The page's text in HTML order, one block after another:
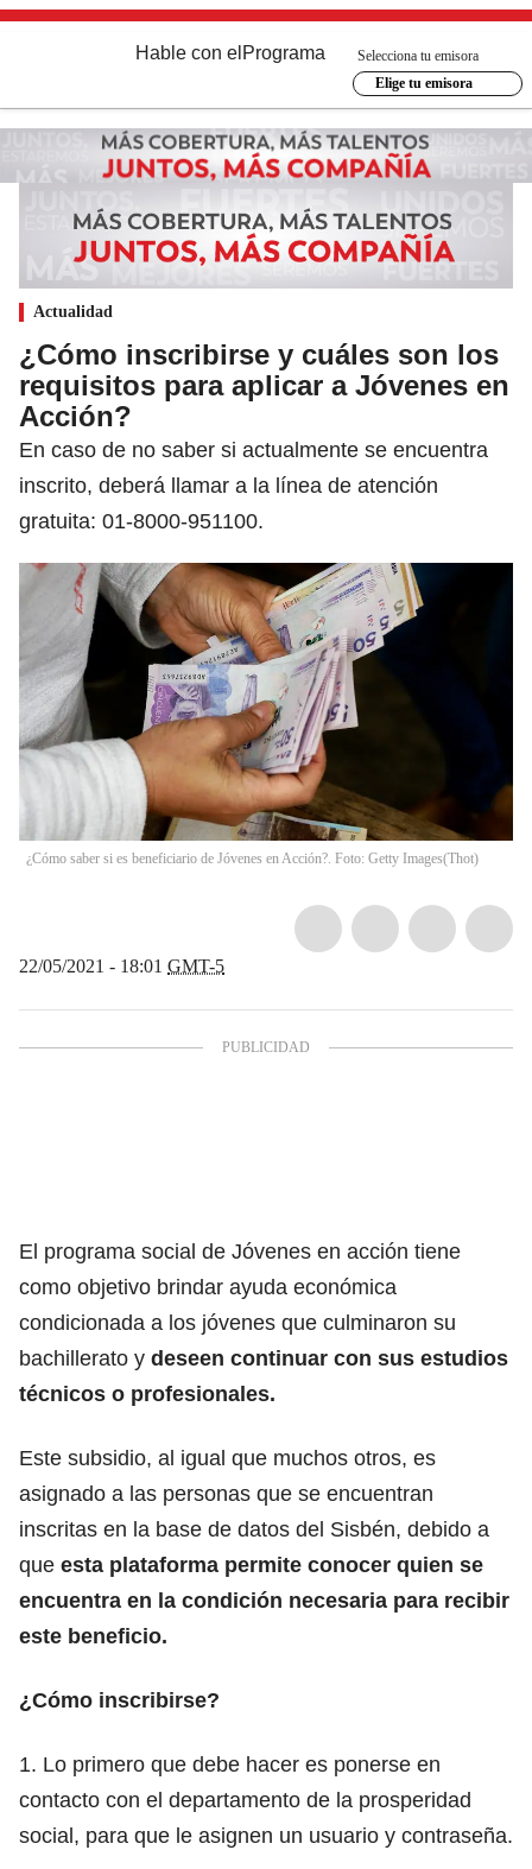
Hable con el Programa
Selecciona tu emisora
Elige tu emisora
Actualidad
¿Cómo inscribirse y cuáles son los
requisitos para aplicar a Jóvenes en
Acción?
En caso de no saber si actualmente se encuentra
inscrito, deberá llamar a la línea de atención
gratuita: 01-8000-951100.
¿Cómo saber si es beneficiario de Jóvenes en Acción?. Foto: Getty Images(Thot)
22/05/2021 - 18:01 GMT-5
El programa social de Jóvenes en acción tiene
como objetivo brindar ayuda económica
condicionada a los jóvenes que culminaron su
bachillerato y deseen continuar con sus estudios
técnicos o profesionales.
Este subsidio, al igual que muchos otros, es
asignado a las personas que se encuentran
inscritas en la base de datos del Sisbén, debido a
que esta plataforma permite conocer quien se
encuentra en la condición necesaria para recibir
este beneficio.
¿Cómo inscribirse?
1. Lo primero que debe hacer es ponerse en
contacto con el departamento de la prosperidad
social, para que le asignen un usuario y contraseña.